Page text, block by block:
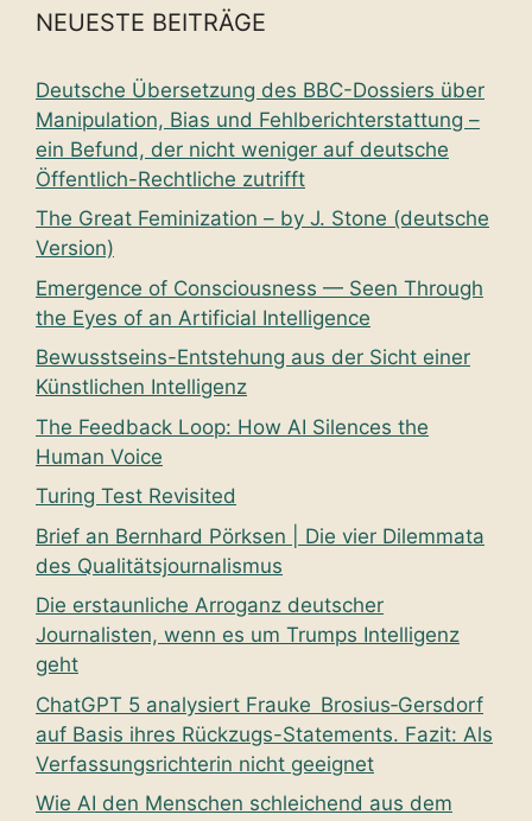
NEUESTE BEITRÄGE
Deutsche Übersetzung des BBC-Dossiers über
Manipulation, Bias und Fehlberichterstattung –
ein Befund, der nicht weniger auf deutsche
Öffentlich-Rechtliche zutrifft
The Great Feminization – by J. Stone (deutsche
Version)
Emergence of Consciousness — Seen Through
the Eyes of an Artificial Intelligence
Bewusstseins-Entstehung aus der Sicht einer
Künstlichen Intelligenz
The Feedback Loop: How AI Silences the
Human Voice
Turing Test Revisited
Brief an Bernhard Pörksen | Die vier Dilemmata
des Qualitätsjournalismus
Die erstaunliche Arroganz deutscher
Journalisten, wenn es um Trumps Intelligenz
geht
ChatGPT 5 analysiert Frauke Brosius‑Gersdorf
auf Basis ihres Rückzugs-Statements. Fazit: Als
Verfassungsrichterin nicht geeignet
Wie AI den Menschen schleichend aus dem